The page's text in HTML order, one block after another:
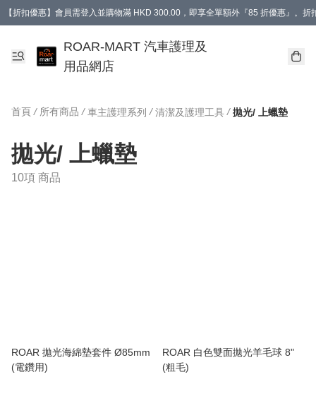
【折扣優惠】會員需登入並購物滿 HKD 300.00，即享全單額外『85 折優惠』。
【會員禮遇】會員消費滿 HKD 400.00，即可獲贈【德國LIQUI MOLY 汽車風口香
ROAR-MART 汽車護理及
用品網店
首頁 / 所有商品 / 車主護理系列 / 清潔及護理工具 / 拋光/ 上蠟墊
拋光/ 上蠟墊
10項 商品
ROAR 拋光海綿墊套件 Ø85mm
(電鑽用)
ROAR 白色雙面拋光羊毛球 8"
(粗毛)